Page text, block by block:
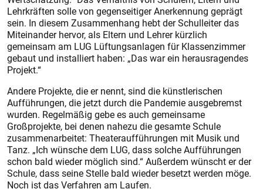
Lehrkräften solle von gegenseitiger Anerkennung geprägt
sein. In diesem Zusammenhang hebt der Schulleiter das
Miteinander hervor, als Eltern und Lehrer kürzlich
gemeinsam am LUG Lüftungsanlagen für Klassenzimmer
gebaut und installiert haben: „Das war ein herausragendes
Projekt.“
Andere Projekte, die er nennt, sind die künstlerischen
Aufführungen, die jetzt durch die Pandemie ausgebremst
wurden. Regelmäßig gebe es auch gemeinsame
Großprojekte, bei denen nahezu die gesamte Schule
zusammenarbeitet: Theateraufführungen mit Musik und
Tanz. „Ich wünsche dem LUG, dass solche Aufführungen
schon bald wieder möglich sind.“ Außerdem wünscht er der
Schule, dass seine Stelle bald wieder besetzt werden möge.
Noch ist das Verfahren am Laufen.